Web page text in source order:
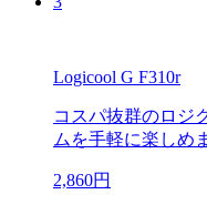
Logicool G F310r
コスパ抜群のロジ
ムを手軽に楽しめ
2,860円